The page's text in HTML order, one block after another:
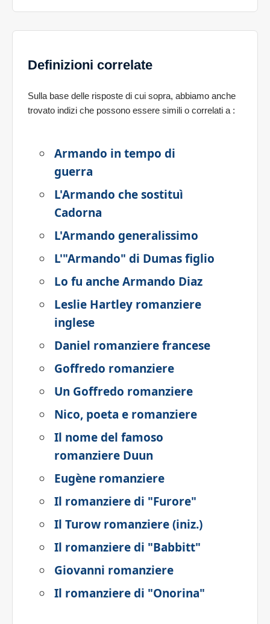
Definizioni correlate
Sulla base delle risposte di cui sopra, abbiamo anche
trovato indizi che possono essere simili o correlati a :
Armando in tempo di
guerra
L'Armando che sostituì
Cadorna
L'Armando generalissimo
L'"Armando" di Dumas figlio
Lo fu anche Armando Diaz
Leslie Hartley romanziere
inglese
Daniel romanziere francese
Goffredo romanziere
Un Goffredo romanziere
Nico, poeta e romanziere
Il nome del famoso
romanziere Duun
Eugène romanziere
Il romanziere di "Furore"
Il Turow romanziere (iniz.)
Il romanziere di "Babbitt"
Giovanni romanziere
Il romanziere di "Onorina"